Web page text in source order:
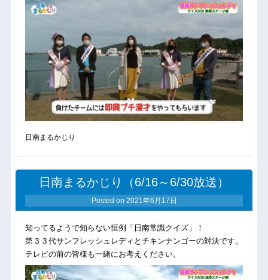
日南まるかじり
日南まるかじり（6/16～6/30放送）
Posted on 2021年6月17日
知ってるようで知らない恒例「日南常識クイズ」！
第３３代サンフレッシュレディとチキンナンゴーの対決です。
テレビの前の皆様も一緒にお考えください。